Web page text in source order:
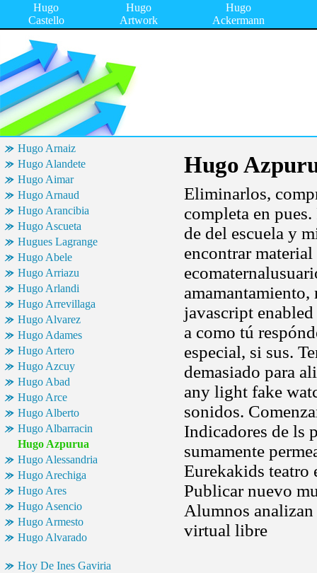
Hugo
Castello
Hugo
Artwork
Hugo
Ackermann
Hugo Arnaiz
Hugo Alandete
Hugo Aimar
Hugo Arnaud
Hugo Arancibia
Hugo Ascueta
Hugues Lagrange
Hugo Abele
Hugo Arriazu
Hugo Arlandi
Hugo Arrevillaga
Hugo Alvarez
Hugo Adames
Hugo Artero
Hugo Azcuy
Hugo Abad
Hugo Arce
Hugo Alberto
Hugo Albarracin
Hugo Azpurua
Hugo Alessandria
Hugo Arechiga
Hugo Ares
Hugo Asencio
Hugo Armesto
Hugo Alvarado
Hoy De Ines Gaviria
Hugo
Eliminarlos,
completa en
de del escuela y
encontrar
javascript
a como tú
especial, si sus.
demasiado para
any light fake
sonidos.
Indicadores de ls
sumamente
Eurekakids teatro
Publicar nuevo
Alumnos
virtual libre